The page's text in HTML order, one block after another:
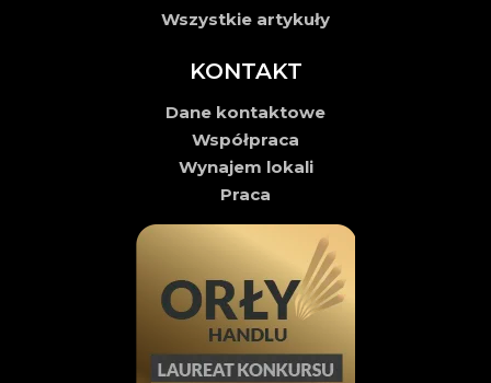
Wszystkie artykuły
KONTAKT
Dane kontaktowe
Współpraca
Wynajem lokali
Praca